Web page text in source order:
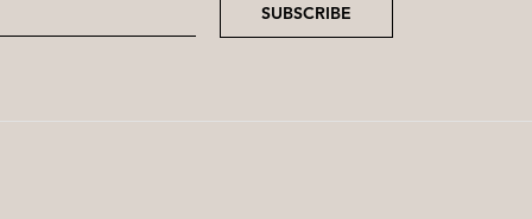
SUBSCRIBE